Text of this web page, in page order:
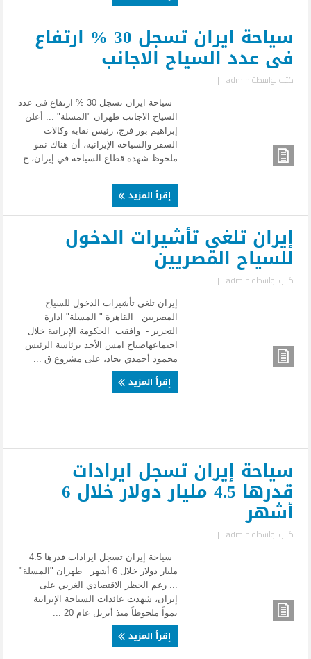
سياحة ايران تسجل 30 % ارتفاع
فى عدد السياح الاجانب
كتب بواسطةadmin
|
سياحة ايران تسجل 30 % ارتفاع فى عدد
السياح الاجانب طهران "المسلة" ... أعلن
إبراهيم بور فرج، رئيس نقابة وكالات
السفر والسياحة الإيرانية، أن هناك نمو
ملحوظ شهده قطاع السياحة في إيران، ح
إقرأ المزيد
إيران تلغي تأشيرات الدخول
للسياح المصريين
كتب بواسطةadmin
|
إيران تلغي تأشيرات الدخول للسياح
المصريين القاهرة " المسلة" ادارة
التحرير - وافقت الحكومة الإيرانية خلال
اجتماعهاصباح امس الأحد برئاسة الرئيس
محمود أحمدي نجاد، على مشروع ق ...
إقرأ المزيد
سياحة إيران تسجل ايرادات
قدرها 4.5 مليار دولار خلال 6
أشهر
كتب بواسطةadmin
|
سياحة إيران تسجل ايرادات قدرها 4.5
مليار دولار خلال 6 أشهر طهران "المسلة"
... رغم الحظر الاقتصادي الغربي على
إيران، شهدت عائدات السياحة الإيرانية
نمواً ملحوظاً منذ أبريل عام 20 ...
إقرأ المزيد